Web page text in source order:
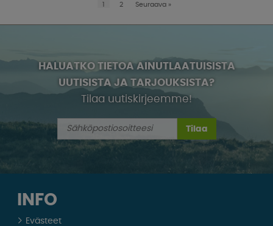
1 2 Seuraava »
HALUATKO TIETOA AINUTLAATUISISTA
UUTISISTA JA TARJOUKSISTA?
Tilaa uutiskirjeemme!
Tilaa
INFO
Evästeet